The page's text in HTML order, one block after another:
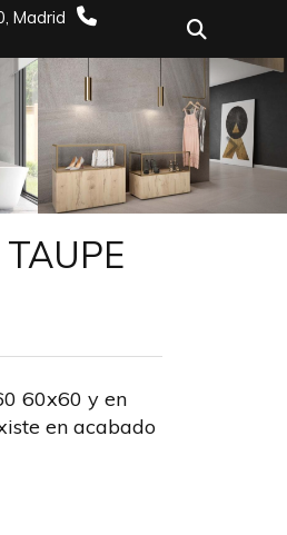
Madrid
60x60 y en
en acabado